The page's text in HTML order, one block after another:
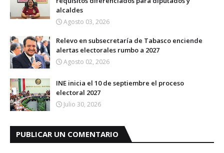
alcaldes
Agosto 03, 2026
Relevo en subsecretaría de Tabasco enciende
alertas electorales rumbo a 2027
Agosto 02, 2026
INE inicia el 10 de septiembre el proceso
electoral 2027
Julio 30, 2026
PUBLICAR UN COMENTARIO